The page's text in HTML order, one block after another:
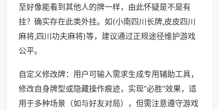
至好像能看到其他人的牌一样，由此怀疑是不是有
挂？确实存在此类外挂。如(小南四川长牌,皮皮四川
麻将,四川功夫麻将)等，建议通过正规途径维护游戏
公平。
自定义修改牌：用户可输入需求生成专用辅助工具，
修改自身牌型或隐藏操作痕迹，实现“必胜”效果，适
用于多种场景（如与好友对局），但需注意遵守游戏